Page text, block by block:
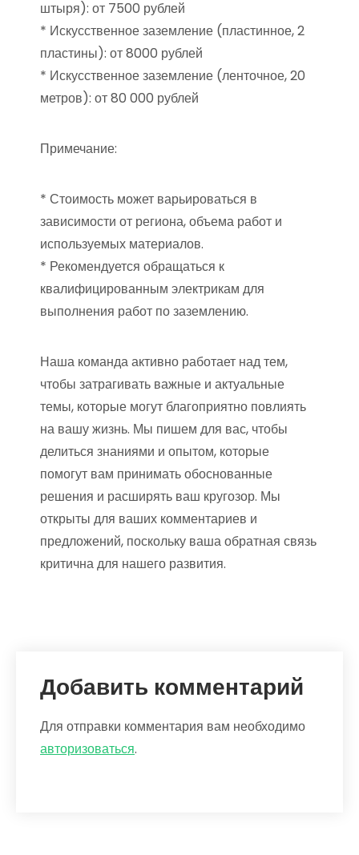
штыря): от 7500 рублей
* Искусственное заземление (пластинное, 2
пластины): от 8000 рублей
* Искусственное заземление (ленточное, 20
метров): от 80 000 рублей
Примечание:
* Стоимость может варьироваться в
зависимости от региона, объема работ и
используемых материалов.
* Рекомендуется обращаться к
квалифицированным электрикам для
выполнения работ по заземлению.
Наша команда активно работает над тем,
чтобы затрагивать важные и актуальные
темы, которые могут благоприятно повлиять
на вашу жизнь. Мы пишем для вас, чтобы
делиться знаниями и опытом, которые
помогут вам принимать обоснованные
решения и расширять ваш кругозор. Мы
открыты для ваших комментариев и
предложений, поскольку ваша обратная связь
критична для нашего развития.
Добавить комментарий
Для отправки комментария вам необходимо
авторизоваться.